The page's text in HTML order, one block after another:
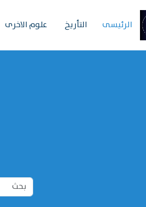
الرئیسی التأريخ علوم الاخرى